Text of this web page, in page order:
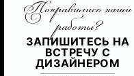
Понравились наши
работы?
ЗАПИШИТЕСЬ НА
ВСТРЕЧУ С
ДИЗАЙНЕРОМ